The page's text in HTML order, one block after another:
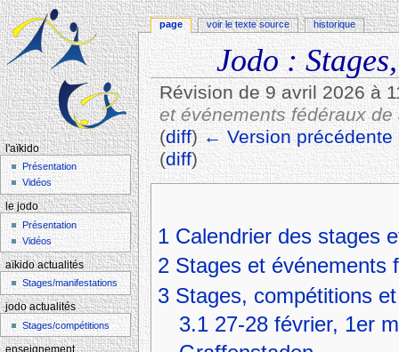
Jodo :
Révision de 9 avril 2026 à
et événements fédéraux
(diff) ← Version précédente
(diff)
Aller à :navigation rechercher
1 Calendrier des stages
2 Stages et événements
3 Stages, compétitions
3.1 27-28 février, 1er
page voir le texte source historique
l'aïkido
Présentation
Vidéos
le jodo
Présentation
Vidéos
aïkido actualités
Stages/manifestations
jodo actualités
Stages/compétitions
enseignement